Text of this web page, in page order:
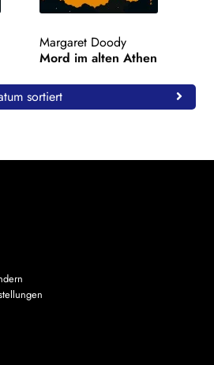
Margaret Doody
Mord im alten Athen
sortiert